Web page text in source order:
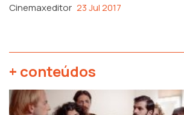
Cinemaxeditor 23 Jul 2017
+ conteúdos